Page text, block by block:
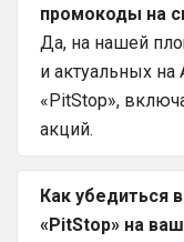
промокоды на
Да, на нашей
и актуальных на
«PitStop»,
акций.
Как убедиться
«PitStop» на